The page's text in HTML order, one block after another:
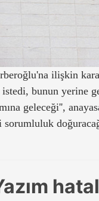
ilişkin
istedi, bunun yerine
geleceği'',